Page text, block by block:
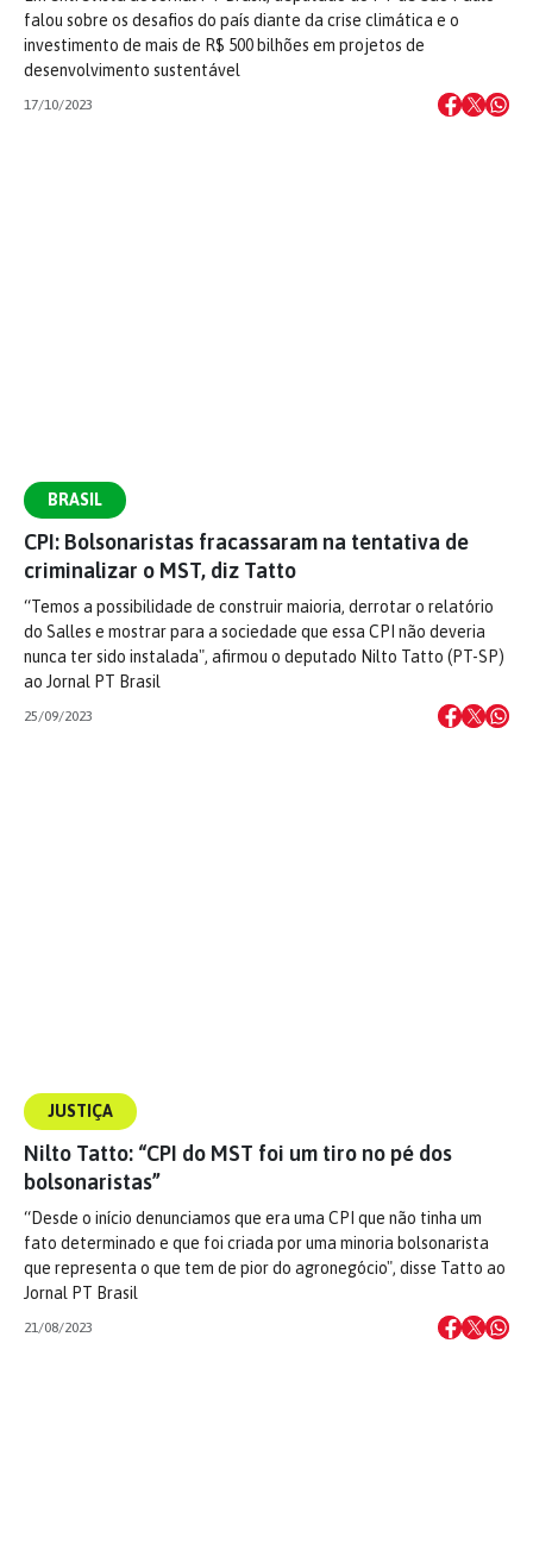
falou sobre os desafios do país diante da crise climática e o
investimento de mais de R$ 500 bilhões em projetos de
desenvolvimento sustentável
17/10/2023
BRASIL
CPI: Bolsonaristas fracassaram na tentativa de
criminalizar o MST, diz Tatto
“Temos a possibilidade de construir maioria, derrotar o relatório
do Salles e mostrar para a sociedade que essa CPI não deveria
nunca ter sido instalada", afirmou o deputado Nilto Tatto (PT-SP)
ao Jornal PT Brasil
25/09/2023
JUSTIÇA
Nilto Tatto: “CPI do MST foi um tiro no pé dos
bolsonaristas”
“Desde o início denunciamos que era uma CPI que não tinha um
fato determinado e que foi criada por uma minoria bolsonarista
que representa o que tem de pior do agronegócio", disse Tatto ao
Jornal PT Brasil
21/08/2023